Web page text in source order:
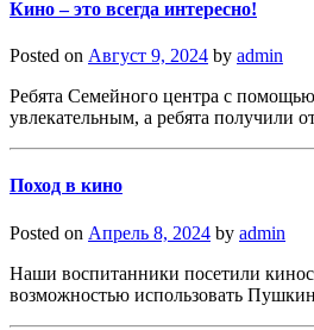
Кино – это всегда интересно!
Posted on Август 9, 2024 by admin
Ребята Семейного центра с
увлекательным, а ребята получили
Поход в кино
Posted on Апрель 8, 2024 by admin
Наши воспитанники посетили
возможностью использовать